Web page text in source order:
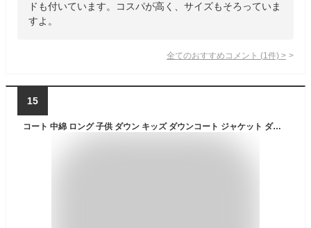
ドも付いています。コスパが高く、サイズもそろっていま
すよ。
全てのおすすめコメント (1 件) >
15
コート 中綿 ロング 子供 ダウン キッズ ダウンコート ジャケット ダウンジャケット 女の子 男の子 アウター コート フード付き 子供服 オーバー ジャケット 厚手 ロング丈 防寒 冬 100cm 110cm 120cm 130cm 140cm 150cm 送料無料